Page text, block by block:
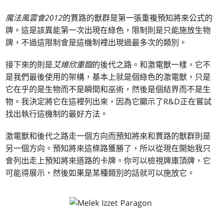
魔法風雲會2012的賈路的獸群是第一張重複預知將來公式的
牌。這是該異能第一次出現在綠色，限制則是只能施放生物
牌，不過這限制會是這機制裡出現過最多次的類別。
接下來的則是艾維欣重臨的後代之路。和激電獸一樣，它不
是我們最後使用的架構，基本上就是個綠色的激電獸，只是
它在乎的是生物而不是瞬間和巫術，然後是個結界而不是生
物。我決定將它在這裡列出來，因為它顯示了R&D正在嘗試
找出執行這機制的最好方法。
激電獸和後代之路走一個方向而預知將來和賈路的獸群則是
另一個方向。預知將來這條路獲勝了，所以從現在開始我只
會列出走上預知將來道路的卡牌。你可以檢視牌庫頂牌，它
可能得展示，然後如果是某種類別的話就可以施放它。